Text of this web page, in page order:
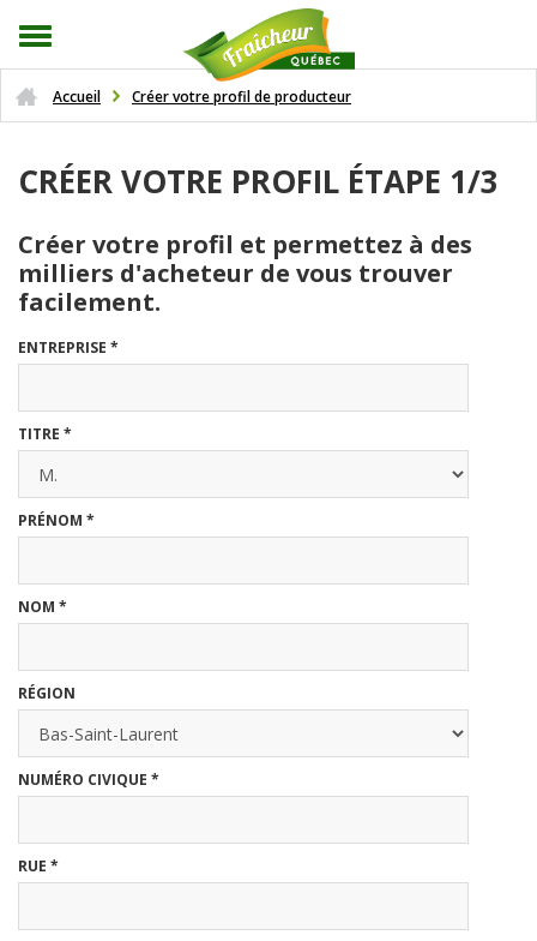
Accueil Créer votre profil de producteur
CRÉER VOTRE PROFIL ÉTAPE 1/3
Créer votre profil et permettez à des
milliers d'acheteur de vous trouver
facilement.
ENTREPRISE *
TITRE *
PRÉNOM *
NOM *
RÉGION
NUMÉRO CIVIQUE *
RUE *